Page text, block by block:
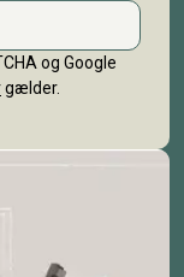
og Google
gælder.